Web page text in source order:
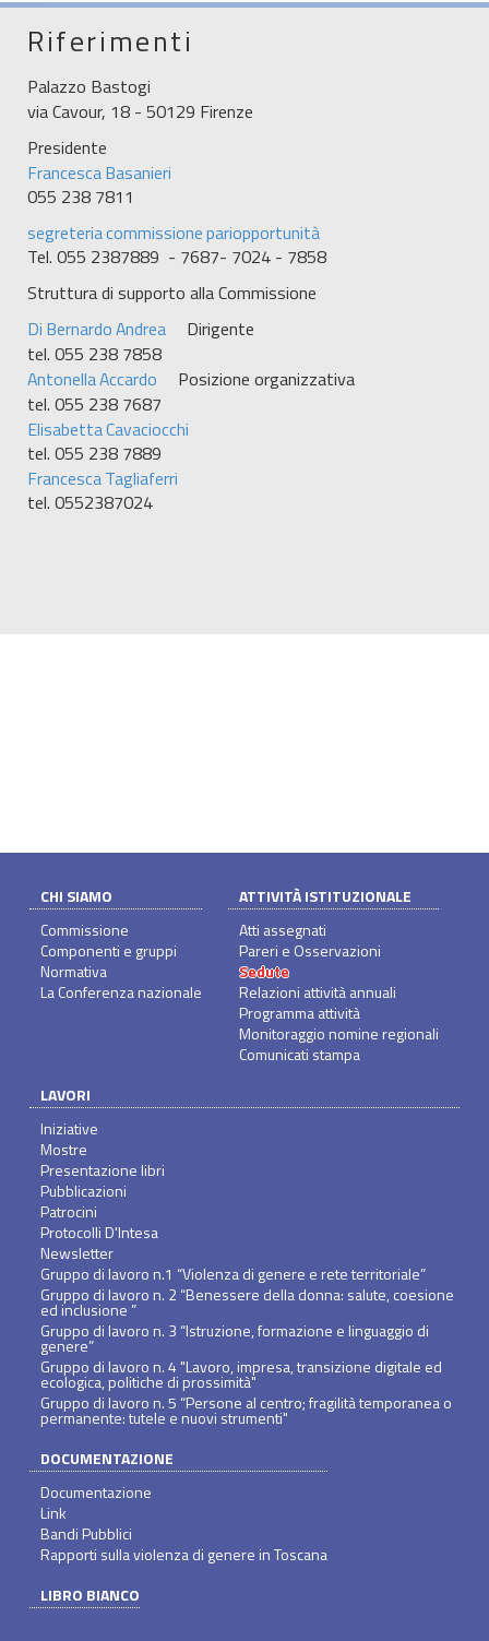
Riferimenti
Palazzo Bastogi
via Cavour, 18 - 50129 Firenze
Presidente
Francesca Basanieri
055 238 7811
segreteria commissione pariopportunità
Tel. 055 2387889 - 7687- 7024 - 7858
Struttura di supporto alla Commissione
Di Bernardo Andrea
Dirigente
tel. 055 238 7858
Antonella Accardo
Posizione organizzativa
tel. 055 238 7687
Elisabetta Cavaciocchi
tel. 055 238 7889
Francesca Tagliaferri
tel. 0552387024
CHI SIAMO
Commissione
Componenti e gruppi
Normativa
La Conferenza nazionale
ATTIVITÀ ISTITUZIONALE
Atti assegnati
Pareri e Osservazioni
Sedute
Relazioni attività annuali
Programma attività
Monitoraggio nomine regionali
Comunicati stampa
LAVORI
Iniziative
Mostre
Presentazione libri
Pubblicazioni
Patrocini
Protocolli D'Intesa
Newsletter
Gruppo di lavoro n.1 “Violenza di genere e rete territoriale”
Gruppo di lavoro n. 2 “Benessere della donna: salute, coesione
ed inclusione ”
Gruppo di lavoro n. 3 “Istruzione, formazione e linguaggio di
genere”
Gruppo di lavoro n. 4 "Lavoro, impresa, transizione digitale ed
ecologica, politiche di prossimità"
Gruppo di lavoro n. 5 “Persone al centro; fragilità temporanea o
permanente: tutele e nuovi strumenti"
DOCUMENTAZIONE
Documentazione
Link
Bandi Pubblici
Rapporti sulla violenza di genere in Toscana
LIBRO BIANCO